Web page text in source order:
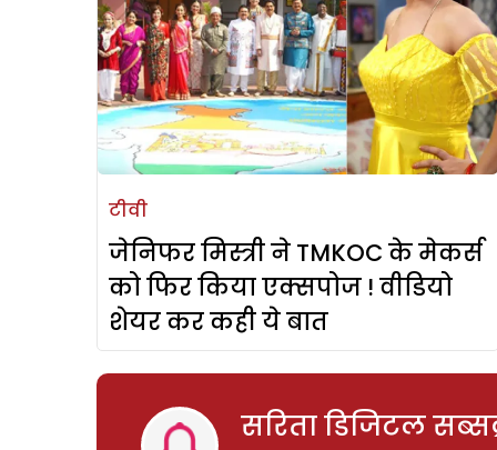
टीवी
जेनिफर मिस्त्री ने TMKOC के मेकर्स
को फिर किया एक्सपोज ! वीडियो
शेयर कर कही ये बात
सरिता डिजिटल